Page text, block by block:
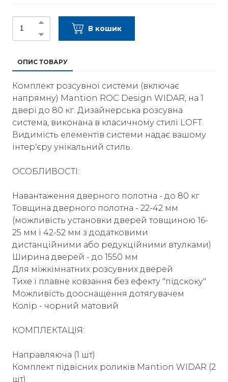
В кошик
ОПИС ТОВАРУ
Комплект розсувної системи (включає
напрямну) Mantion ROC Design WIDAR, на 1
двері до 80 кг. Дизайнерська розсувна
система, виконана в класичному стилі LOFT.
Видимість елементів системи надає вашому
інтер'єру унікальний стиль.
ОСОБЛИВОСТІ:
Навантаження дверного полотна - до 80 кг
Товщина дверного полотна - 22-42 мм
(можливість установки дверей товщиною 16-
25 мм і 42-52 мм з додатковими
дистанційними або редукційними втулками)
Ширина дверей - до 1550 мм
Для міжкімнатних розсувних дверей
Тихе і плавне ковзання без ефекту "підскоку"
Можливість дооснащення дотягувачем
Колір - чорний матовий
КОМПЛЕКТАЦІЯ:
Направляюча (1 шт)
Комплект підвісних роликів Mantion WIDAR (2
шт)